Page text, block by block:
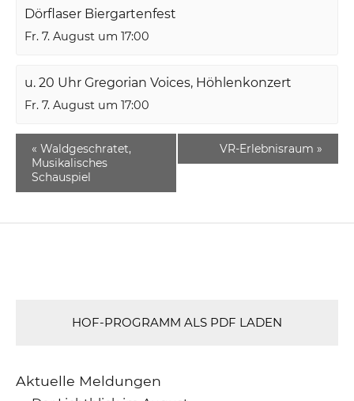
Dörflaser Biergartenfest
Fr. 7. August um 17:00
u. 20 Uhr Gregorian Voices, Höhlenkonzert
Fr. 7. August um 17:00
« Waldgeschratet,
Musikalisches
Schauspiel
VR-Erlebnisraum »
HOF-PROGRAMM ALS PDF LADEN
Aktuelle Meldungen